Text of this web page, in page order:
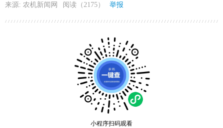
来源: 农机新闻网 阅读（2175） 举报
小程序扫码观看